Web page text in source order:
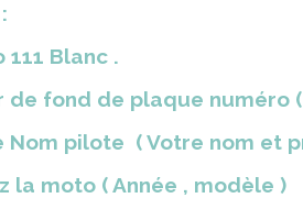
111 Blanc .
de fond de plaque numéro
Nom pilote ( Votre nom et
la moto ( Année , modèle )